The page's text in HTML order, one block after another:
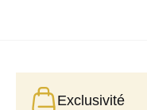
Exclusivité